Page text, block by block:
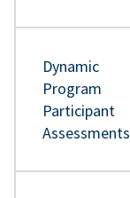
Dynamic
Program
Participant
Assessments